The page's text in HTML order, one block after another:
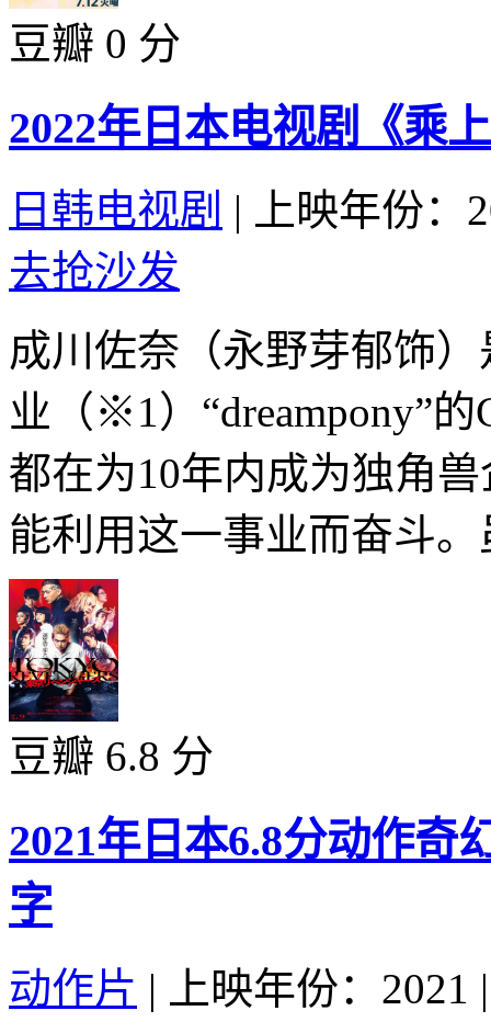
豆瓣 0 分
2022年日本电视剧《乘
日韩电视剧 |
上映年份：
去抢沙发
成川佐奈（永野芽郁饰
业（※1）“dreampony”
都在为10年内成为独角
能利用这一事业而奋斗
豆瓣 6.8 分
2021年日本6.8分动作奇
字
动作片 | 上映年份：2021 |